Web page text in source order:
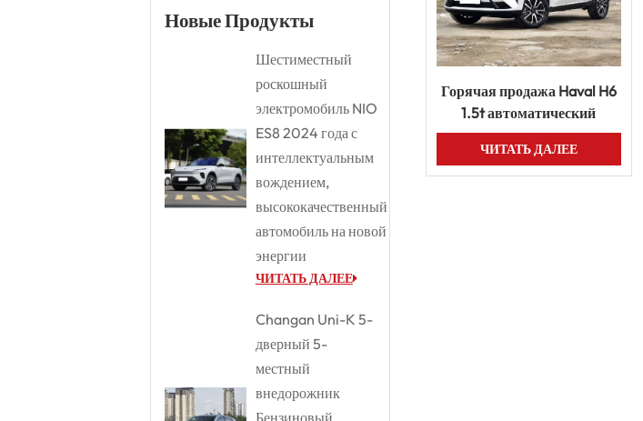
Новые Продукты
Шестиместный
роскошный
электромобиль NIO
ES8 2024 года с
интеллектуальным
вождением,
высококачественный
автомобиль на новой
энергии
ЧИТАТЬ ДАЛЕЕ
Changan Uni-K 5-
дверный 5-
местный
внедорожник
Бензиновый
Горячая продажа Haval H6
1.5t автоматический
автомобиль новый
бензиновый внедорожник
ЧИТАТЬ ДАЛЕЕ